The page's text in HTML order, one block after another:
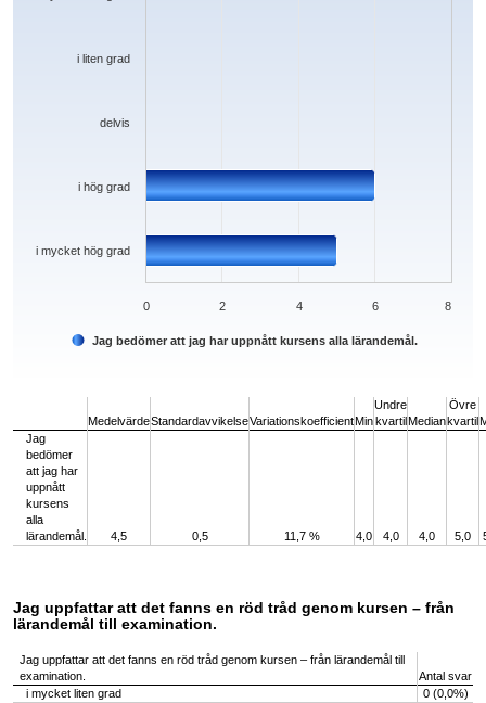
Jag bedömer att jag har uppnått kursens alla lärandemål.
i mycket hög grad
i hög grad
delvis
i liten grad
0 2 4 6 8
MedelvärdeStandardavvikelseVariationskoefficientMin
Undre
kvartilMedian
Övre
kvartil
Jag
bedömer
att jag har
uppnått
kursens
alla
lärandemål.
4,5 0,5 11,7 % 4,0 4,0 4,0 5,0
Jag uppfattar att det fanns en röd tråd genom kursen – från
lärandemål till examination.
Jag uppfattar att det fanns en röd tråd genom kursen – från lärandemål till
examination.
Antal svar
i mycket liten grad
0 (0,0%)